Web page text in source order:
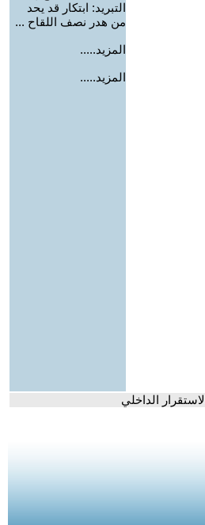
التبريد: ابتكار قد يحد
من هدر نصف اللقاح ...
المزيد.....
المزيد.....
الداخلي